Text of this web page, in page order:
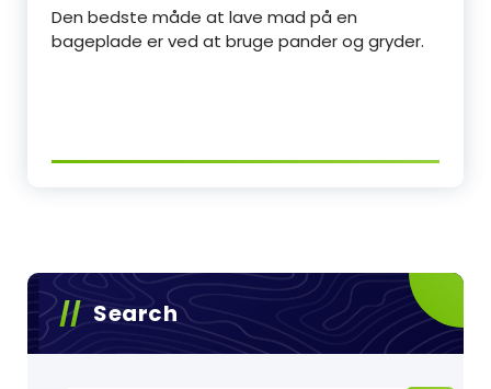
Den bedste måde at lave mad på en
bageplade er ved at bruge pander og gryder.
Search